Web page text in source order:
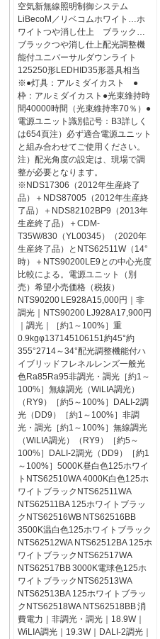
空気新無線照明制御システム
LiBecoM／リベコムホワイト…ホ
ワイトつや消し仕上 ブラック…
ブラックつや消し仕上配光調整機
能付ユニバーサルダウンライト
125250形LEDHID35形器具相当
※●灯具：アルミダイカスト ●
枠：アルミダイカスト●光束維持時
間40000時間（光束維持率70％）●
電源ユニット識別記号：B3詳しく
は654頁注）必ず適合電源ユニット
と組み合わせてご使用ください。
注）配光角度の設定は、現場で調
整が必要となります。
※NDS17306（2012年生産終了
品）＋NDS87005（2012年生産終
了品）＋NDS82102BP9（2013年
生産終了品）＋CDM-
T35W/830（YL00345）（2020年
生産終了品）とNTS62511W（14°
時）＋NTS90200LE9との中心光度
比較による。電源ユニット（別
売）希望小売価格（税抜）
NTS90200 LE928A15,000円｜非
調光｜NTS90200 LJ928A17,900円
｜調光｜［約1～100%］重
0.9kgφ137145106151約45°約
355°2714～34°配光調整機能付ハ
イブリッドフレネルレンズ一般光
色Ra85Ra95非調光・調光［約1～
100%］無線調光（WiLIA調光）
（RY9）［約5～100%］DALI-2調
光（DD9）［約1～100%］非調
光・調光［約1～100%］無線調光
（WiLIA調光）（RY9）［約5～
100%］DALI-2調光（DD9）［約1
～100%］5000K昼白色125ホワイ
トNTS62510WA 4000K白色125ホ
ワイトブラックNTS62511WA
NTS62511BA 125ホワイトブラッ
クNTS62516WB NTS62516BB
3500K温白色125ホワイトブラック
NTS62512WA NTS62512BA 125ホ
ワイトブラックNTS62517WA
NTS62517BB 3000K電球色125ホ
ワイトブラックNTS62513WA
NTS62513BA 125ホワイトブラッ
クNTS62518WA NTS62518BB 消
費電力｜非調光・調光｜18.9W｜
WiLIA調光｜19.3W｜DALI-2調光｜